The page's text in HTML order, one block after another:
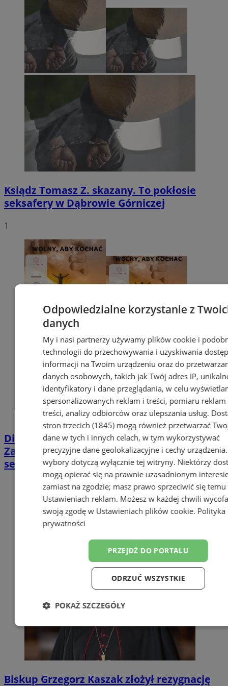
Ksiądz Tomasz Z. skazany. To pokłosie
seksafery w Dąbrowie Górniczej
1
Diecezja znów na ustach całej Polski.
Zapraszają na rekolekcje o sferze
seksualnej
Biskup Grzegorz Kaszak złożył rezygnację
Odpowiedzialne korzystanie z
danych
My i nasi partnerzy używamy plików cookie i
technologii do przechowywania i uzyskiwania
informacji na Twoim urządzeniu oraz do
danych osobowych, takich jak Twój adres IP,
identyfikatory i dane przeglądania, w celu
spersonalizowanych reklam i treści, pomiaru reklam
treści, analizy odbiorców oraz ulepszania usług.
stron trzecich (1845)mogą również przetwarzać
dane w tych i innych celach, w tym wykorzystywać
precyzyjne dane geolokalizacyjne i cechy
wybory dotyczą wyłącznie tej witryny. Niektórzy
mogą opierać się na prawnie uzasadnionym
zamiast na zgodzie; masz prawo sprzeciwić się temu
Ustawieniach reklam. Możesz w każdej chwili
swoją zgodę w Ustawieniach plików cookie. Polityka
prywatności
PRZEJDŹ DO PORTALU
ODRZUĆ WSZYSTKIE
POKAŻ SZCZEGÓŁY
Niezbędne Wydajność